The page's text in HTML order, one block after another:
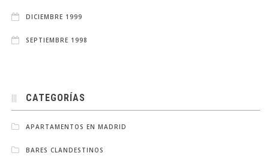
DICIEMBRE 1999
SEPTIEMBRE 1998
CATEGORÍAS
APARTAMENTOS EN MADRID
BARES CLANDESTINOS